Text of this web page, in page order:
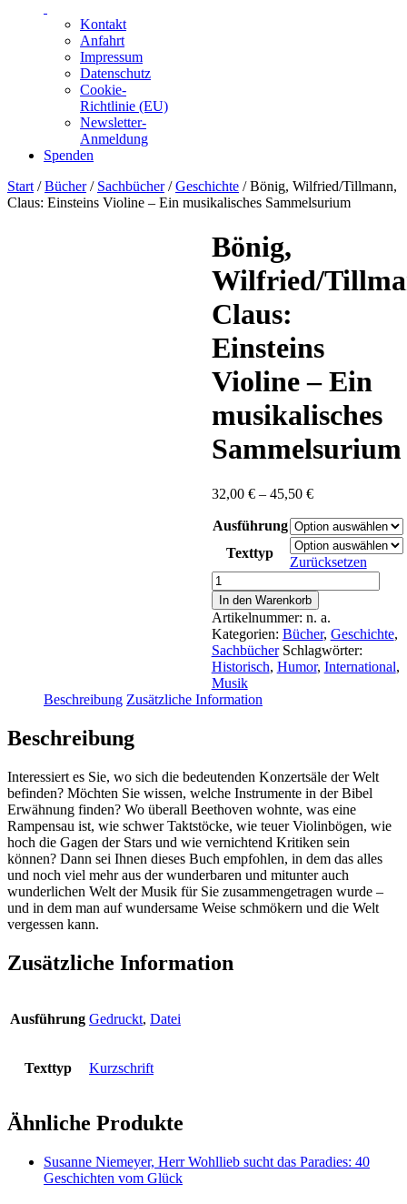
Kontakt
Anfahrt
Impressum
Datenschutz
Cookie-
Richtlinie (EU)
Newsletter-
Anmeldung
Spenden
Skip
to
Start /Bücher/ Sachbücher/Geschichte / Bönig, Wilfried/Tillmann,
Claus: Einsteins Violine – Ein musikalisches Sammelsurium
Bönig,
Wilfried/
Claus:
Einsteins
Violine – Ein
musikalisches
Sammelsurium
32,00 € – 45,50 €Preisspanne:
bis
45,50 €
Ausführung
Texttyp
Zurücksetzen
Bönig,
Wilfried/Tillmann,
Claus:
Einsteins
Violine
-
Ein
musikalisches
Sammelsurium
In den Warenkorb
Artikelnummer: n. a.
Kategorien: Bücher, Geschichte,
Sachbücher Schlagwörter:
Historisch, Humor, International,
Musik
Beschreibung Zusätzliche Information
Beschreibung
Interessiert es Sie, wo sich die bedeutenden Konzertsäle der Welt
befinden? Möchten Sie wissen, welche Instrumente in der Bibel
Erwähnung finden? Wo überall Beethoven wohnte, was eine
Rampensau ist, wie schwer Taktstöcke, wie teuer Violinbögen, wie
hoch die Gagen der Stars und wie vernichtend Kritiken sein
können? Dann sei Ihnen dieses Buch empfohlen, in dem das alles
und noch viel mehr aus der wunderbaren und mitunter auch
wunderlichen Welt der Musik für Sie zusammengetragen wurde –
und in dem man auf wundersame Weise schmökern und die Welt
vergessen kann.
Zusätzliche Information
Ausführung Gedruckt, Datei
Texttyp Kurzschrift
Ähnliche Produkte
Susanne Niemeyer, Herr Wohllieb sucht das Paradies: 40
Geschichten vom Glück